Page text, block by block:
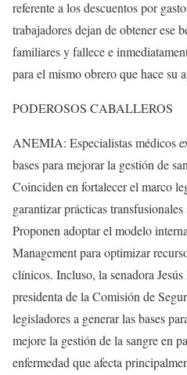
referente a los descuentos por
trabajadores dejan de obtener ese
familiares y fallece e
para el mismo obrero que hace su
PODEROSOS CABALLEROS
ANEMIA: Especialistas médicos
bases para mejorar la gestión de
Coinciden en fortalecer el marco
garantizar prácticas
Proponen adoptar el modelo
Management para optimizar
clínicos. Incluso, la senadora
presidenta de la Comisión de
legisladores a generar las bases
mejore la gestión de la sangre en
enfermedad que afecta